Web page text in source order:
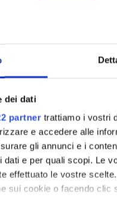
dei dati
partner trattiamo i vostri
e accedere alle
gli annunci e i
dati e per quali scopi. Le
effettuato le vostre
sui cookie o facendo clic
‹